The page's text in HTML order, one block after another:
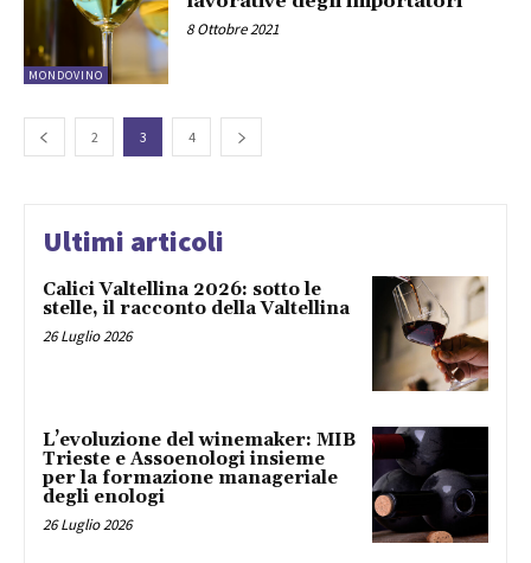
MONDOVINO
8 Ottobre 2021
2 3 4
Ultimi articoli
Calici Valtellina 2026: sotto le
stelle, il racconto della Valtellina
26 Luglio 2026
L’evoluzione del winemaker: MIB
Trieste e Assoenologi insieme
per la formazione manageriale
degli enologi
26 Luglio 2026